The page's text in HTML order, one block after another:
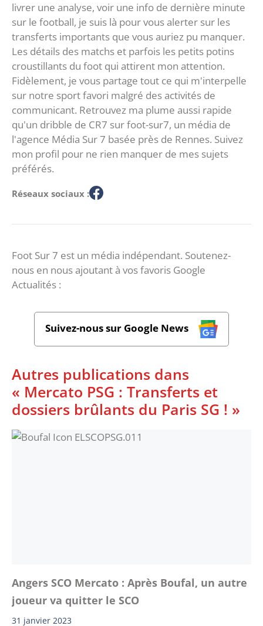
livrer une analyse, voir une info de dernière minute
sur le football, je suis là pour vous alerter sur les
transferts importants que vous auriez pu manquer.
Les détails des matchs et parfois les petits potins
croustillants du foot qui attirent mon attention.
Fidèlement, je vous partage tout ce qui m'interpelle
sur notre sport favori malgré des activités de
communicant. Retrouvez ma plume aussi rapide
qu'un dribble de CR7 sur foot-sur7, un média de
l'agence Média Sur 7 basée près de Rennes. Suivez
mon profil pour ne rien manquer de mes sujets
préférés.
Réseaux sociaux :
Foot Sur 7 est un média indépendant. Soutenez-
nous en nous ajoutant à vos favoris Google
Actualités :
Suivez-nous sur Google News
Autres publications dans
« Mercato PSG : Transferts et
dossiers brûlants du Paris SG ! »
Angers SCO Mercato : Après Boufal, un autre
joueur va quitter le SCO
31 janvier 2023